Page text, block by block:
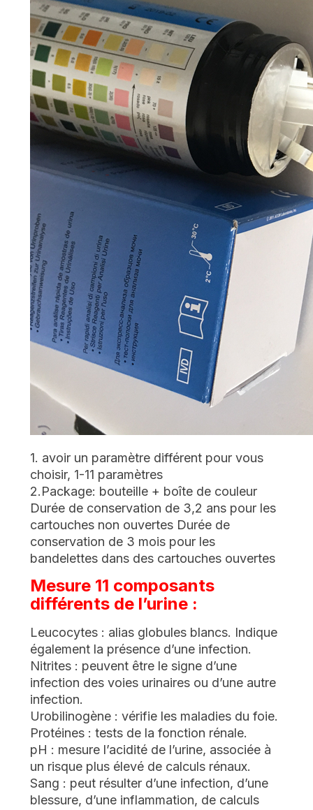
1. avoir un paramètre différent pour vous
choisir, 1-11 paramètres
2.Package: bouteille + boîte de couleur
Durée de conservation de 3,2 ans pour les
cartouches non ouvertes Durée de
conservation de 3 mois pour les
bandelettes dans des cartouches ouvertes
Mesure 11 composants
différents de l’urine :
Leucocytes : alias globules blancs. Indique
également la présence d’une infection.
Nitrites : peuvent être le signe d’une
infection des voies urinaires ou d’une autre
infection.
Urobilinogène : vérifie les maladies du foie.
Protéines : tests de la fonction rénale.
pH : mesure l’acidité de l’urine, associée à
un risque plus élevé de calculs rénaux.
Sang : peut résulter d’une infection, d’une
blessure, d’une inflammation, de calculs